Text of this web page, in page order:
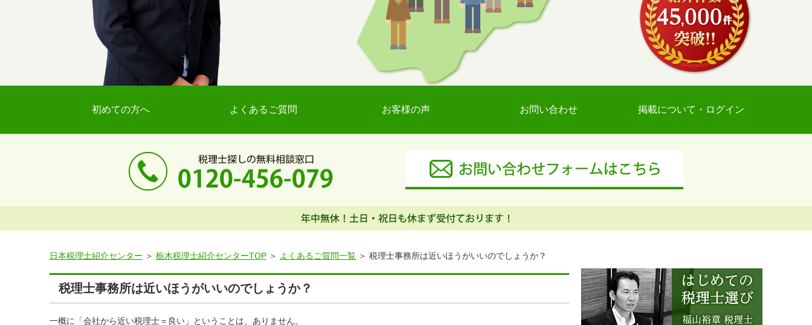
初めての方へ よくあるご質問 お客様の声 お問い合わせ 掲載について・ログイン
日本税理士紹介センター 栃木税理士紹介センターTOP よくあるご質問一覧 税理士事務所は近いほうがいいのでしょうか？
税理士事務所は近いほうがいいのでしょうか？
一概に「会社から近い税理士＝良い」ということは、ありません。